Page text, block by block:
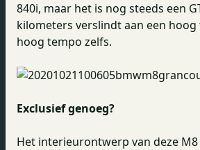
840i, maar het is nog steeds een
kilometers verslindt aan een hoog
hoog tempo zelfs.
Exclusief genoeg?
Het interieurontwerp van deze